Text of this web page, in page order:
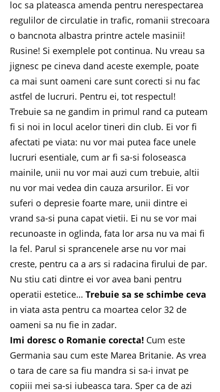
loc sa plateasca amenda pentru nerespectarea
regulilor de circulatie in trafic, romanii strecoara
o bancnota albastra printre actele masinii!
Rusine! Si exemplele pot continua. Nu vreau sa
jignesc pe cineva dand aceste exemple, poate
ca mai sunt oameni care sunt corecti si nu fac
astfel de lucruri. Pentru ei, tot respectul!
Trebuie sa ne gandim in primul rand ca puteam
fi si noi in locul acelor tineri din club. Ei vor fi
afectati pe viata: nu vor mai putea face unele
lucruri esentiale, cum ar fi sa-si foloseasca
mainile, unii nu vor mai auzi cum trebuie, altii
nu vor mai vedea din cauza arsurilor. Ei vor
suferi o depresie foarte mare, unii dintre ei
vrand sa-si puna capat vietii. Ei nu se vor mai
recunoaste in oglinda, fata lor arsa nu va mai fi
la fel. Parul si sprancenele arse nu vor mai
creste, pentru ca a ars si radacina firului de par.
Nu stiu cati dintre ei vor avea bani pentru
operatii estetice… Trebuie sa se schimbe ceva
in viata asta pentru ca moartea celor 32 de
oameni sa nu fie in zadar.
Imi doresc o Romanie corecta! Cum este
Germania sau cum este Marea Britanie. As vrea
o tara de care sa fiu mandra si sa-i invat pe
copiii mei sa-si iubeasca tara. Sper ca de azi